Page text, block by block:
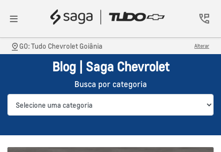
GO: Tudo Chevrolet Goiânia Alterar
Blog | Saga Chevrolet
Busca por categoria